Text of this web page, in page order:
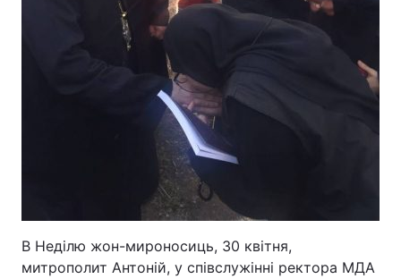
В Неділю жон-мироносиць, 30 квітня,
митрополит Антоній, у співслужінні ректора МДА